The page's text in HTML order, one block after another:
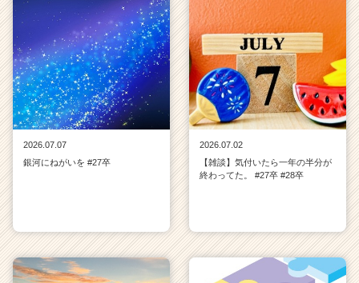
2026.07.07
銀河にねがいを #27卒
2026.07.02
【雑談】気付いたら一年の半分が
終わってた。 #27卒 #28卒